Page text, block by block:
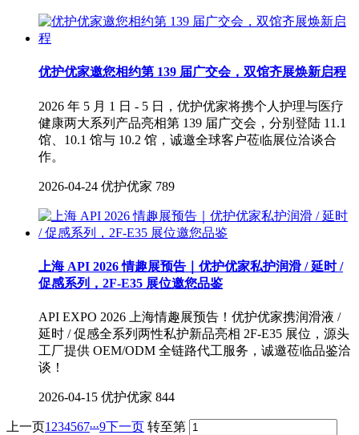
优护优家邀您相约第 139 届广交会，双馆齐展焕新启程
2026 年 5 月 1 日 - 5 日，优护优家将携个人护理与医疗
健康两大系列产品亮相第 139 届广交会，分别登陆 11.1
馆、10.1 馆与 10.2 馆，诚邀全球客户莅临展位洽谈合
作。
2026-04-24 优护优家 789
上海 API 2026 情趣展预告｜优护优家私护润滑 / 延时 /
促感系列，2F-E35 展位邀您品鉴
API EXPO 2026 上海情趣展预告！优护优家携润滑液 /
延时 / 促感全系列两性私护新品亮相 2F-E35 展位，源头
工厂提供 OEM/ODM 全链路代工服务，诚邀莅临品鉴洽
谈！
2026-04-15 优护优家 844
上一页1 234567...9下一页 转至第